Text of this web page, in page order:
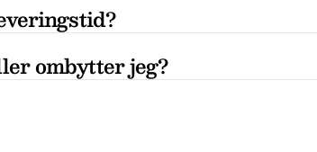
ombytter jeg?